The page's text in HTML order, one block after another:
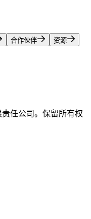
合作伙伴​​ 资源​​
任公司。保留所有权